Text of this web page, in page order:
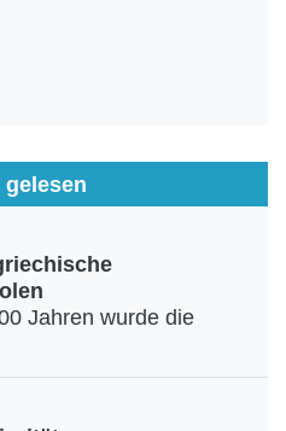
gelesen
Jahren wurde die